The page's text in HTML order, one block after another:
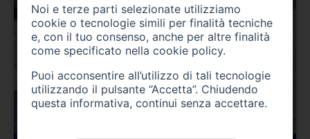
Noi e terze parti selezionate utilizziamo
cookie o tecnologie simili per finalità tecniche
e, con il tuo consenso, anche per altre finalità
come specificato nella cookie policy.
Puoi acconsentire all’utilizzo di tali tecnologie
utilizzando il pulsante “Accetta”. Chiudendo
questa informativa, continui senza accettare.